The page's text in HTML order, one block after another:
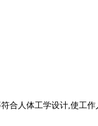
合人体工学设计,使工